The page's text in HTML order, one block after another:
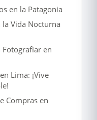
en la Patagonia
la Vida Nocturna
Fotografiar en
Lima: ¡Vive
Compras en